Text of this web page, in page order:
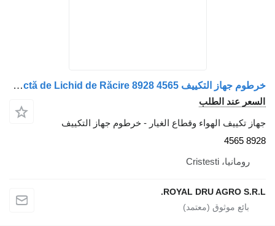
خرطوم جهاز التكييف IVECO Conductă de Lichid de Răcire 8928 4565 لـ الشاحنات IVECO
السعر عند الطلب
جهاز تكييف الهواء وقطاع الغيار - خرطوم جهاز التكييف
8928 4565
رومانيا، Cristesti
ROYAL DRU AGRO S.R.L.